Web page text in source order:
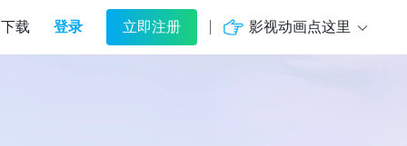
下载 登录 立即注册 影视动画点这里